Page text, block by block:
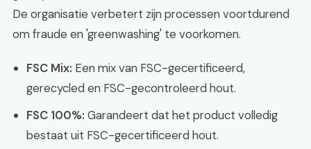
De organisatie verbetert zijn processen voortdurend
om fraude en 'greenwashing' te voorkomen.
FSC Mix: Een mix van FSC-gecertificeerd,
gerecycled en FSC-gecontroleerd hout.
FSC 100%: Garandeert dat het product volledig
bestaat uit FSC-gecertificeerd hout.